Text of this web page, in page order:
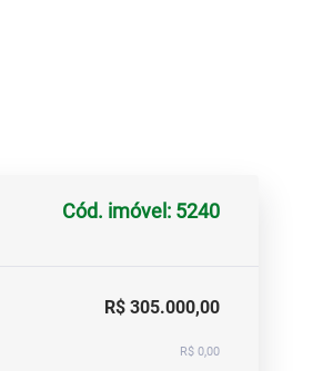
Cód. imóvel: 5240
R$ 305.000,00
R$ 0,00